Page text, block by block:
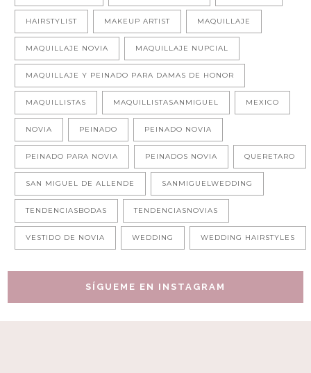
HAIRSTYLIST MAKEUP ARTIST MAQUILLAJE
MAQUILLAJE NOVIA MAQUILLAJE NUPCIAL
MAQUILLAJE Y PEINADO PARA DAMAS DE HONOR
MAQUILLISTAS MAQUILLISTASANMIGUEL MEXICO
NOVIA PEINADO PEINADO NOVIA
PEINADO PARA NOVIA PEINADOS NOVIA QUERETARO
SAN MIGUEL DE ALLENDE SANMIGUELWEDDING
TENDENCIASBODAS TENDENCIASNOVIAS
VESTIDO DE NOVIA WEDDING WEDDING HAIRSTYLES
SÍGUEME EN INSTAGRAM